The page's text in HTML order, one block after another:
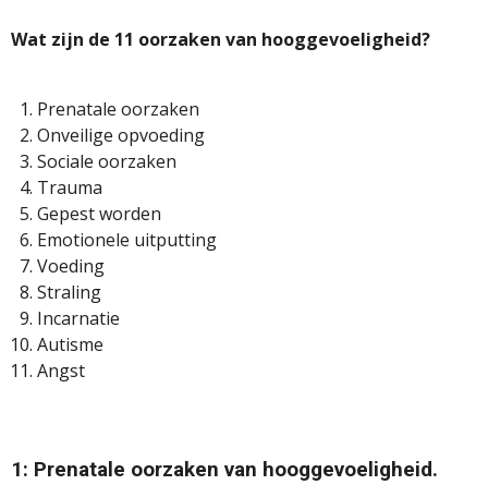
Wat zijn de 11 oorzaken van hooggevoeligheid?
Prenatale oorzaken
Onveilige opvoeding
Sociale oorzaken
Trauma
Gepest worden
Emotionele uitputting
Voeding
Straling
Incarnatie
Autisme
Angst
1: Prenatale oorzaken van hooggevoeligheid.